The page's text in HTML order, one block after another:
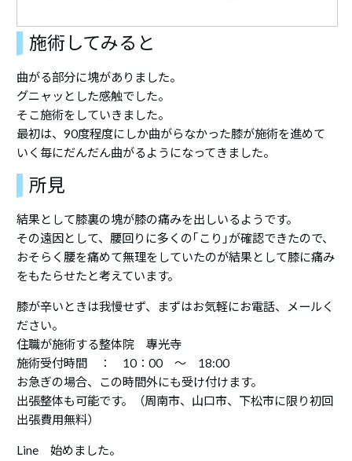
施術してみると
曲がる部分に塊がありました。
グニャッとした感触でした。
そこ施術をしていきました。
最初は、90度程度にしか曲がらなかった膝が施術を進めて
いく毎にだんだん曲がるようになってきました。
所見
結果として膝裏の塊が膝の痛みを出しいるようです。
その遠因として、腰回りに多くの｢こり｣が確認できたので、
おそらく腰を痛めて無理をしていたのが結果として膝に痛み
をもたらせたと考えています。
膝が辛いときは我慢せず、まずはお気軽にお電話、メールく
ださい。
住職が施術する整体院 專光寺
施術受付時間 ： 10：00 ～ 18:00
お急ぎの場合、この時間外にも受け付けます。
出張整体も可能です。（周南市、山口市、下松市に限り初回
出張費用無料）
Line 始めました。